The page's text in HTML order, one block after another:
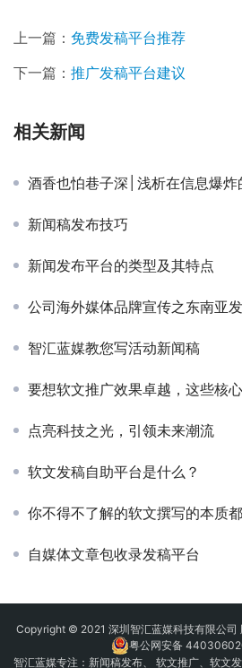
上一篇： 免费发稿平台推荐
下一篇： 推广发稿平台建议
相关新闻
酒香也怕巷子深│浅析在信息爆炸的
新闻稿发布技巧
新闻发布平台的类型及其特点
公司海外媒体品牌宣传之东南亚
智汇蓝媒教您写活动新闻稿
要想软文推广效果卓越，这些核
点亮科技之光，引领未来潮流
软文发稿自助平台是什么？
你不得不了解的软文撰写的本质
自媒体文章包收录发稿平台
Copyright © 2021 深圳智汇蓝媒科技有限公司
粤公网安备
智汇蓝媒专注： 新闻稿发布、 软文推广、 软文